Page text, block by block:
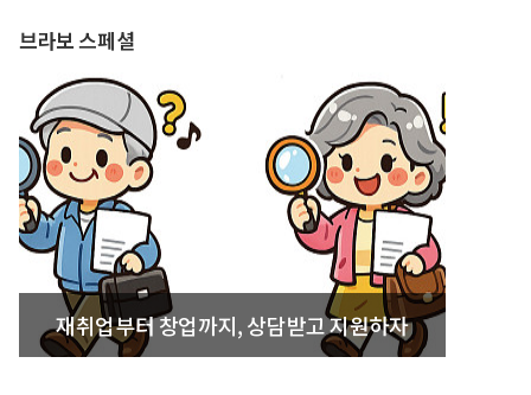
브라보 스페셜
재취업부터 창업까지, 상담받고 지원하자